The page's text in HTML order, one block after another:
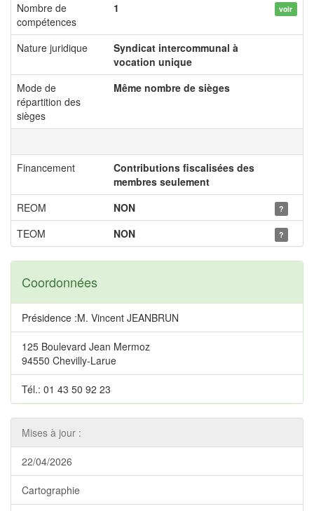
Nombre de
compétences
1 voir
Nature juridique
Syndicat intercommunal à
vocation unique
Mode de
répartition des
sièges
Même nombre de sièges
Financement
Contributions fiscalisées des
membres seulement
REOM
NON ?
TEOM NON ?
Coordonnées
Présidence :M. Vincent JEANBRUN
125 Boulevard Jean Mermoz
94550 Chevilly-Larue
Tél.: 01 43 50 92 23
Mises à jour :
22/04/2026
Cartographie